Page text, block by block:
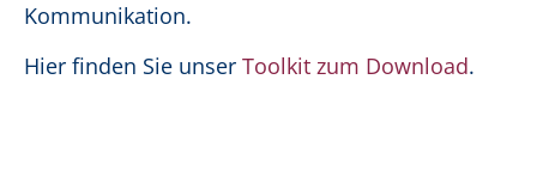
Kommunikation.
Hier finden Sie unser Toolkit zum Download.